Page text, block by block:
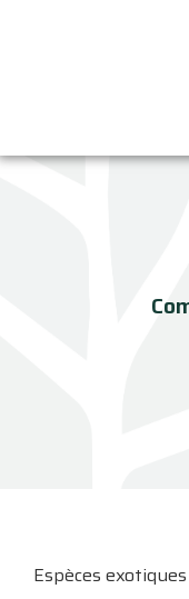
Espèces